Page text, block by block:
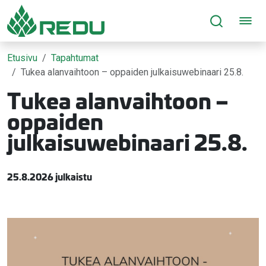
Siirry sivusisältöön
Etusivu
Tapahtumat
Tukea alanvaihtoon – oppaiden julkaisuwebinaari 25.8.
Tukea alanvaihtoon –
oppaiden
julkaisuwebinaari 25.8.
25.8.2026 julkaistu